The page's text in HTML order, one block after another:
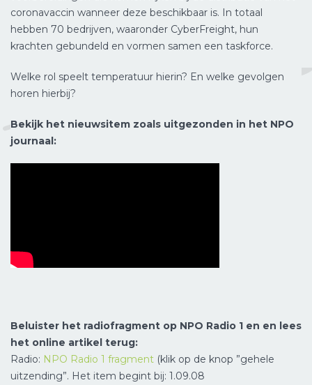
coronavaccin wanneer deze beschikbaar is. In totaal
hebben 70 bedrijven, waaronder CyberFreight, hun
krachten gebundeld en vormen samen een taskforce.
Welke rol speelt temperatuur hierin? En welke gevolgen
horen hierbij?
Bekijk het nieuwsitem zoals uitgezonden in het NPO
journaal:
Beluister het radiofragment op NPO Radio 1 en en lees
het online artikel terug:
Radio: NPO Radio 1 fragment (klik op de knop ”gehele
uitzending”. Het item begint bij: 1.09.08